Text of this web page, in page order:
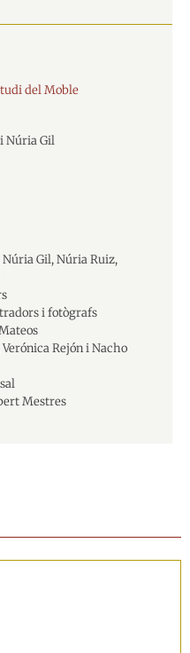
del Moble
Núria Gil
Gil, Núria Ruiz,
i fotògrafs
Rejón i Nacho
Mestres